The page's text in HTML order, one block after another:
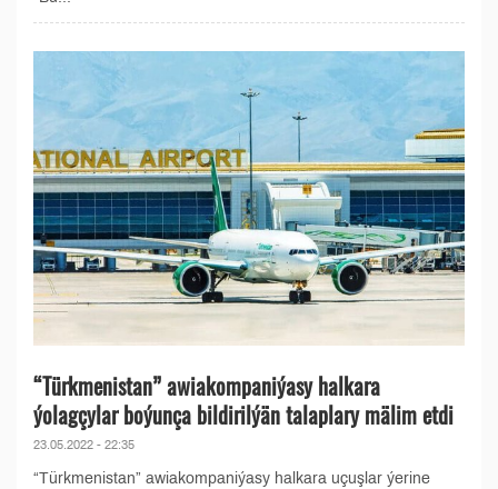
“Türkmenistan” awiakompaniýasy halkara
ýolagçylar boýunça bildirilýän talaplary mälim etdi
23.05.2022 - 22:35
“Türkmenistan” awiakompaniýasy halkara uçuşlar ýerine